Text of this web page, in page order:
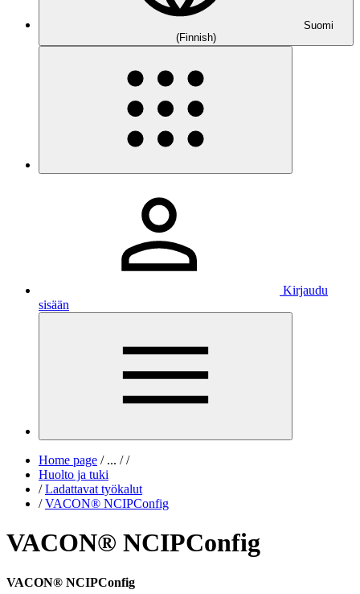
Suomi
(Finnish)
Kirjaudu
sisään
Home page /... / /
Huolto ja tuki
/ Ladattavat työkalut
/ VACON® NCIPConfig
VACON® NCIPConfig
VACON® NCIPConfig